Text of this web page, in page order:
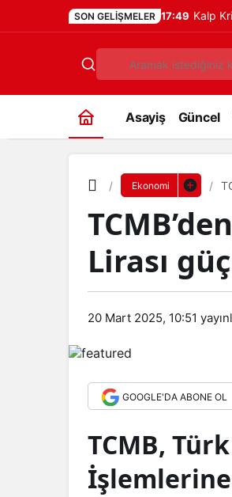
SON GELIŞMELER 17:49 Kalp
Asayiş Güncel
Ekonomi
Lirası
20 Mart 2025, 10:51
GOOGLE'DA ABONE OL
TCMB,